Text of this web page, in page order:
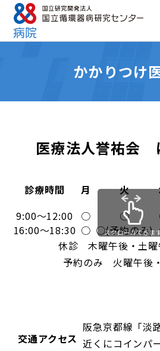
かかりつけ
医療法人誉祐会
診療時間 月 火
9:00～12:00
○ ○
16:00～18:30 ○ ○(予約のみ)
スクロールできま
休診 木曜午後・土曜
予約のみ 火曜午後
交通アクセス
阪急京都線「淡
近くにコインパ